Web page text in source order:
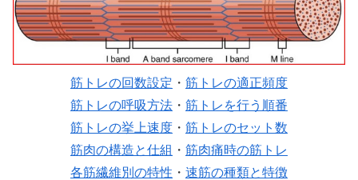
筋トレの回数設定 ・ 筋トレの適正頻度
筋トレの呼吸方法 ・ 筋トレを行う順番
筋トレの挙上速度 ・ 筋トレのセット数
筋肉の構造と仕組 ・ 筋肉痛時の筋トレ
各筋繊維別の特性 ・ 速筋の種類と特徴